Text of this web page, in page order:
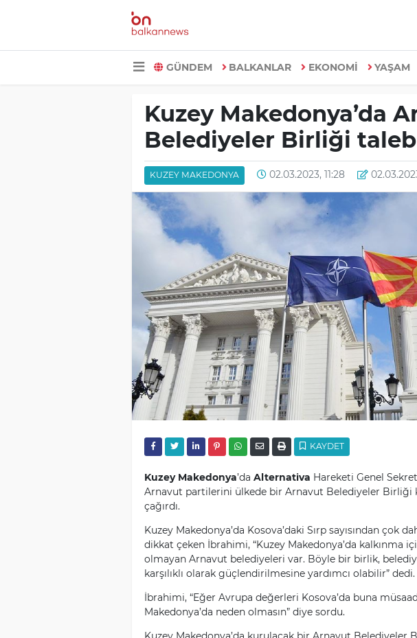
GÜNDEM BALKANLAR EKONOMİ YAŞAM
Kuzey Makedonya’da
Belediyeler Birliği
KUZEY MAKEDONYA 02.03.2023, 11:28
KAYDET
Kuzey Makedonya’da Alternativa Hareketi Genel
Arnavut partilerini ülkede bir Arnavut Belediyeler Birliği
çağırdı.
Kuzey Makedonya’da Kosova’daki Sırp sayısından çok
dikkat çeken İbrahimi, “Kuzey Makedonya’da kalkınma
olmayan Arnavut belediyeleri var. Böyle bir birlik,
karşılıklı olarak güçlendirilmesine yardımcı olabilir” dedi.
İbrahimi, “Eğer Avrupa değerleri Kosova’da buna
Makedonya’da neden olmasın” diye sordu.